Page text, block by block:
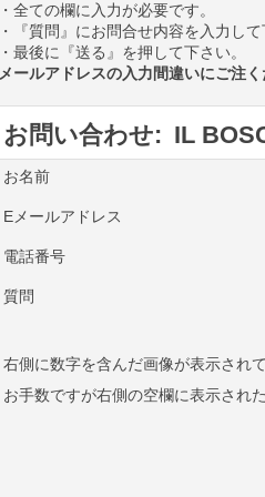
・全ての欄に入力が必要です。
・『質問』にお問合せ内容を入力し
・最後に『送る』を押して下さい。
メールアドレスの入力間違いにご注
お問い合わせ: IL
お名前
Eメールアドレス
電話番号
質問
右側に数字を含んだ画像が表示され
お手数ですが右側の空欄に表示され